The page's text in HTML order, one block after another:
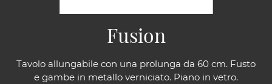
Tavolo allungabile con una prolunga da 60 cm. Fusto
e gambe in metallo verniciato. Piano in vetro.
Fusion